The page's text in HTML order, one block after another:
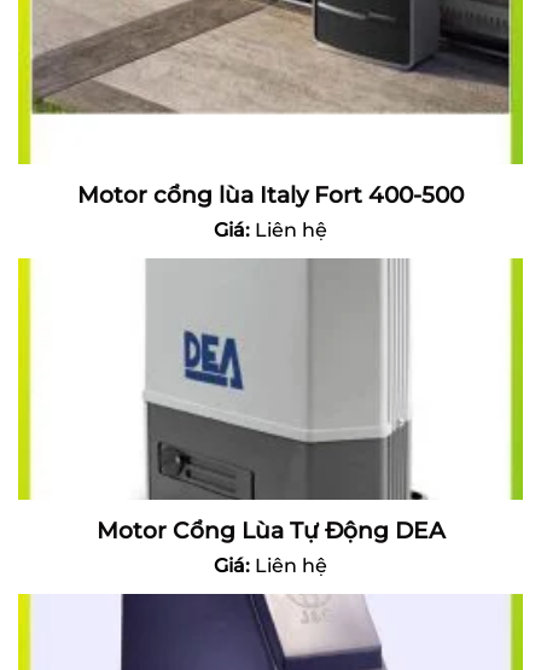
Motor cổng lùa Italy Fort 400-500
Giá: Liên hệ
Motor Cổng Lùa Tự Động DEA
Giá: Liên hệ